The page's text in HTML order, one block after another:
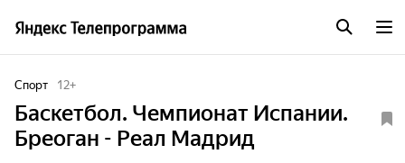
Спорт 12+
Баскетбол. Чемпионат Испании.
Бреоган - Реал Мадрид